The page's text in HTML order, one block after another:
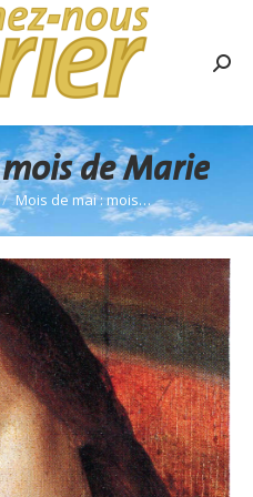
de Marie
Mois de mai : mois…